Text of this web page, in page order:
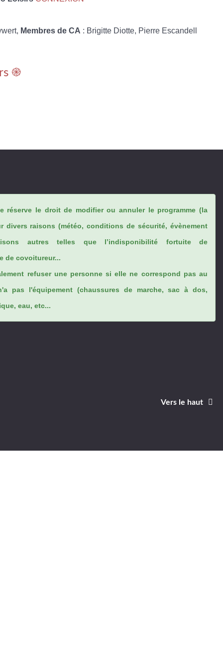
Membres de CA : Brigitte Diotte, Pierre Escandell
֎
réserve le droit de modifier ou annuler le programme (la
divers raisons (météo, conditions de sécurité, évènement
autres telles que l’indisponibilité fortuite de
de covoitureur...
refuser une personne si elle ne correspond pas au
pas l'équipement (chaussures de marche, sac à dos,
eau, etc...
Vers le haut